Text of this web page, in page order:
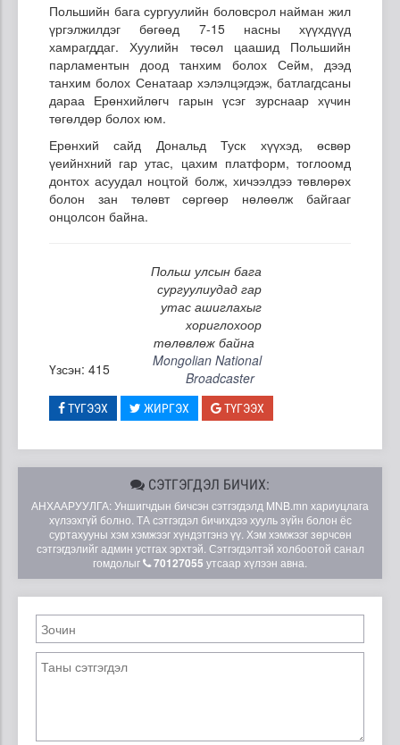
Польшийн бага сургуулийн боловсрол найман жил
үргэлжилдэг бөгөөд 7-15 насны хүүхдүүд
хамрагддаг. Хуулийн төсөл цаашид Польшийн
парламентын доод танхим болох Сейм, дээд
танхим болох Сенатаар хэлэлцэгдэж, батлагдсаны
дараа Ерөнхийлөгч гарын үсэг зурснаар хүчин
төгөлдөр болох юм.
Ерөнхий сайд Дональд Туск хүүхэд, өсвөр
үеийнхний гар утас, цахим платформ, тоглоомд
донтох асуудал ноцтой болж, хичээлдээ төвлөрөх
болон зан төлөвт сөргөөр нөлөөлж байгааг
онцолсон байна.
Польш улсын бага
сургуулиудад гар
утас ашиглахыг
хориглохоор
төлөвлөж байна
Үзсэн: 415
Mongolian National
Broadcaster
ТҮГЭЭХ ЖИРГЭХ ТҮГЭЭХ
СЭТГЭГДЭЛ БИЧИХ:
АНХААРУУЛГА: Уншигчдын бичсэн сэтгэгдэлд MNB.mn хариуцлага
хүлээхгүй болно. ТА сэтгэгдэл бичихдээ хууль зүйн болон ёс
суртахууны хэм хэмжээг хүндэтгэнэ үү. Хэм хэмжээг зөрчсөн
сэтгэгдэлийг админ устгах эрхтэй. Сэтгэгдэлтэй холбоотой санал
гомдолыг
70127055 утсаар хүлээн авна.